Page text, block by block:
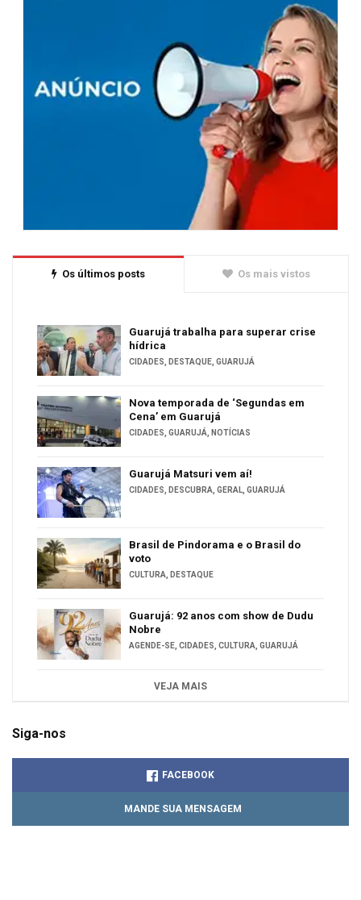
Os últimos posts Os mais vistos
Guarujá trabalha para superar crise
hídrica
CIDADES, DESTAQUE, GUARUJÁ
Nova temporada de ‘Segundas em
Cena’ em Guarujá
CIDADES, GUARUJÁ, NOTÍCIAS
Guarujá Matsuri vem aí!
CIDADES, DESCUBRA, GERAL, GUARUJÁ
Brasil de Pindorama e o Brasil do
voto
CULTURA, DESTAQUE
Guarujá: 92 anos com show de Dudu
Nobre
AGENDE-SE, CIDADES, CULTURA, GUARUJÁ
VEJA MAIS
Siga-nos
FACEBOOK
MANDE SUA MENSAGEM